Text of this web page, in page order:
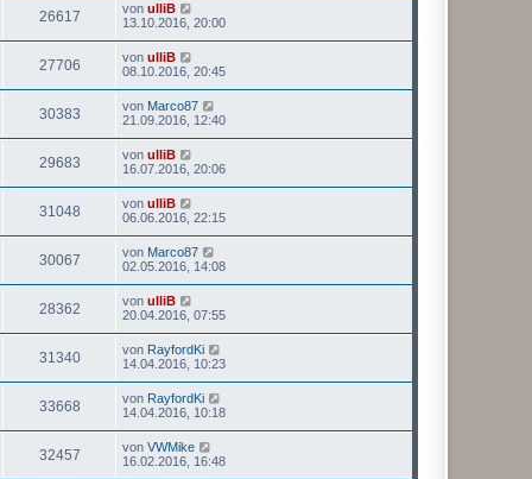
26617 von ulliB
13.10.2016, 20:00
27706 von ulliB
08.10.2016, 20:45
30383 von Marco87
21.09.2016, 12:40
29683 von ulliB
16.07.2016, 20:06
31048 von ulliB
06.06.2016, 22:15
30067 von Marco87
02.05.2016, 14:08
28362 von ulliB
20.04.2016, 07:55
31340 von RayfordKi
14.04.2016, 10:23
33668 von RayfordKi
14.04.2016, 10:18
32457 von VWMike
16.02.2016, 16:48